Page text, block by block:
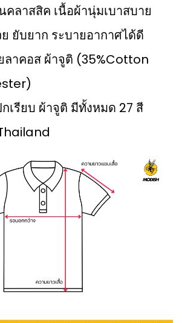
คลาสสิค เนื้อผ้านุ่มเบาสบาย
ยับยาก ระบายอากาศได้ดี
ลาคอส ผ้าจูติ (35%Cotton
เรียบ ผ้าจูติ มีทั้งหมด 27 สี